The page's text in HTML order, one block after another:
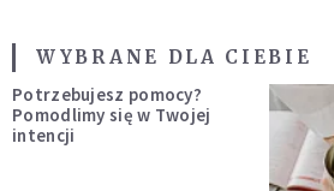
WYBRANE DLA CIEBIE
Potrzebujesz pomocy?
Pomodlimy się w Twojej
intencji